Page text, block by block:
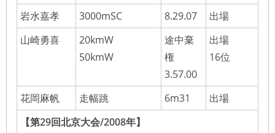
岩水嘉孝 3000mSC 8.29.07
出場
山崎勇喜
20kmW
50kmW
途中棄
権
3.57.00
出場
16位
花岡麻帆 走幅跳 6m31
出場
【第29回北京大会/2008年】